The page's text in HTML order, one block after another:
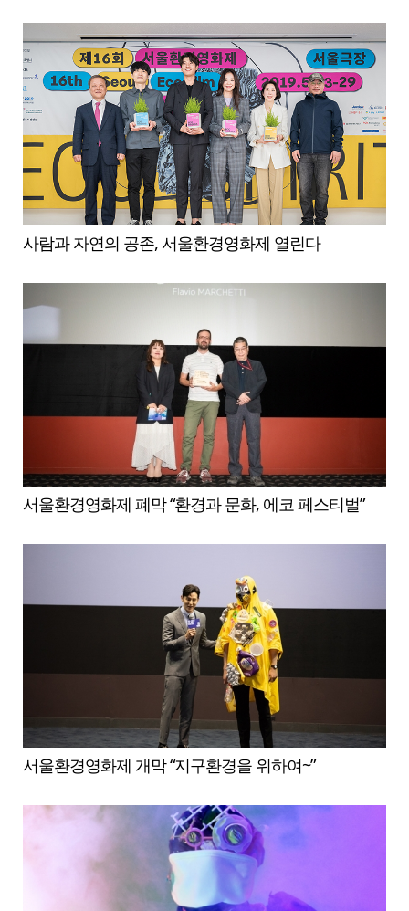
사람과 자연의 공존, 서울환경영화제 열린다
서울환경영화제 폐막 “환경과 문화, 에코 페스티벌”
서울환경영화제 개막 “지구환경을 위하여~”